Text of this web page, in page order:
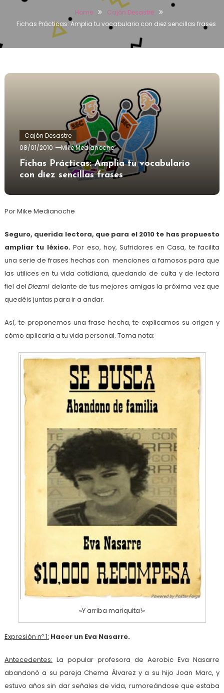
Home
Cajón Desastre
Fichas Prácticas: Amplia tu vocabulario con diez sencillas frases
Cajón Desastre
08/01/2010
Mike Medianoche
Fichas Prácticas: Amplia tu vocabulario
con diez sencillas frases
Por Mike Medianoche
Seguro, querida lectora, que para el 2010 te has propuesto
ampliar tu léxico.Por eso, hoy, Sufridores en Casa, te facilita
una serie de frases hechas con menciones a famosos para que
las utilices en tu vida cotidiana, quedando de culta y de lectora
fiel delDiezmi delante de tus mejores amigas la próxima vez que
quedéis juntas para ir a andar.
Así, te proponemos una frase hecha, te explicamos su origen y
cómo aplicarla a tu vida personal. Toma nota:
«Y arriba mariquita!»
Expresión nº 1: Hacer un Eva Nasarre.
Antecedentes: La popular profesora de Aerobic Eva Nasarre
abandonó a su pareja Chema Álvarez y a su hijo Joan Marc, y
estuvo años sin dar señales de vida, rumoreándose que estaba